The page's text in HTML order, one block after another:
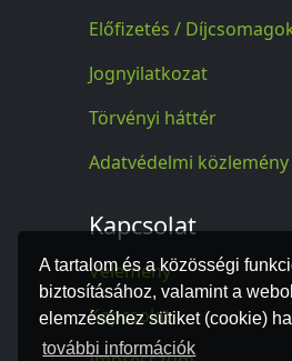
A tartalom és a közösségi
biztosításához, valamint a
elemzéséhez sütiket (cookie)
további információk
Előfizetés /
Jognyilatkozat
Törvényi háttér
Adatvédelmi közlemény
Kapcsolat
Vélemény
Kapcsolat